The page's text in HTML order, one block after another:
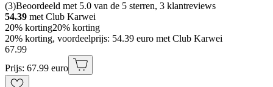
(3)Beoordeeld met 5.0 van de 5 sterren, 3 klantreviews
54.39 met Club Karwei
20% korting20% korting
20% korting, voordeelprijs: 54.39 euro met Club Karwei
67.99
Prijs: 67.99 euro